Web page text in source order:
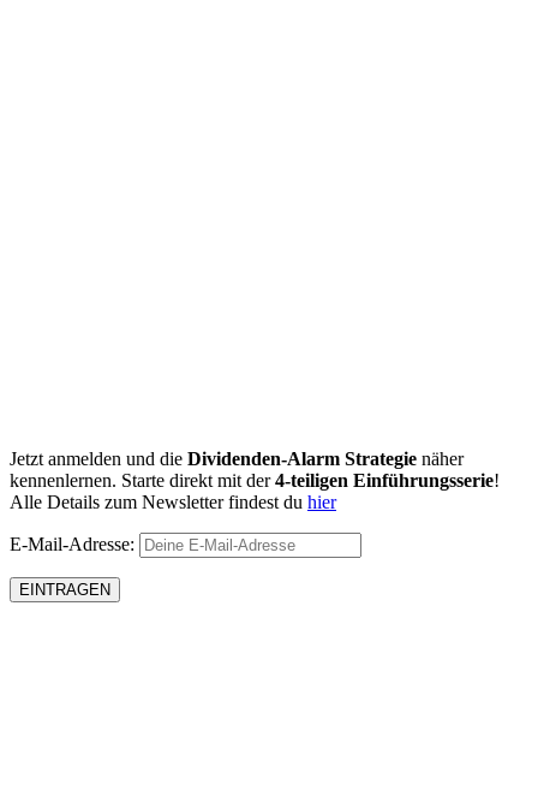
Jetzt anmelden und die Dividenden-Alarm Strategie näher
kennenlernen. Starte direkt mit der4-teiligen Einführungsserie!
Alle Details zum Newsletter findest du hier
E-Mail-Adresse: